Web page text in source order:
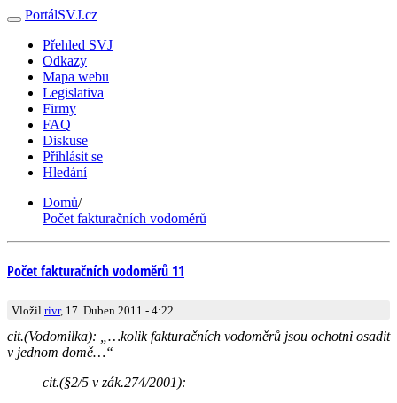
PortálSVJ.cz
Přehled SVJ
Odkazy
Mapa webu
Legislativa
Firmy
FAQ
Diskuse
Přihlásit se
Hledání
Domů/
Počet fakturačních vodoměrů
Počet fakturačních vodoměrů 11
Vložil rivr, 17. Duben 2011 - 4:22
cit.(Vodomilka): „…kolik fakturačních vodoměrů jsou ochotni osadit
v jednom domě…“
cit.(§2/5 v zák.274/2001):